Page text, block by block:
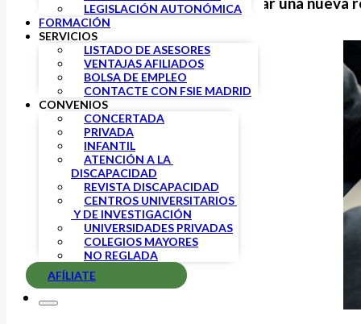
LEGISLACIÓN AUTONÓMICA
FORMACIÓN
SERVICIOS
LISTADO DE ASESORES
VENTAJAS AFILIADOS
BOLSA DE EMPLEO
CONTACTE CON FSIE MADRID
CONVENIOS
CONCERTADA
PRIVADA
INFANTIL
ATENCIÓN A LA
DISCAPACIDAD
REVISTA DISCAPACIDAD
CENTROS UNIVERSITARIOS
Y DE INVESTIGACIÓN
UNIVERSIDADES PRIVADAS
COLEGIOS MAYORES
NO REGLADA
AFÍLIATE